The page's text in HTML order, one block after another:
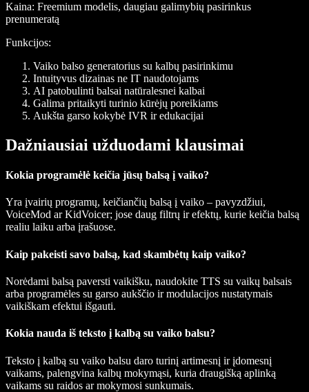
Kaina: Freemium modelis, daugiau galimybių pasirinkus
prenumeratą
Funkcijos:
Vaiko balso generatorius su kalbų pasirinkimu
Intuityvus dizainas ne IT naudotojams
AI patobulinti balsai natūralesnei kalbai
Galima pritaikyti turinio kūrėjų poreikiams
Aukšta garso kokybė IVR ir edukacijai
Dažniausiai užduodami klausimai
Kokia programėlė keičia jūsų balsą į vaiko?
Yra įvairių programų, keičiančių balsą į vaiko – pavyzdžiui,
VoiceMod ar KidVoicer; jose daug filtrų ir efektų, kurie keičia balsą
realiu laiku arba įrašuose.
Kaip pakeisti savo balsą, kad skambėtų kaip vaiko?
Norėdami balsą paversti vaikišku, naudokite TTS su vaikų balsais
arba programėles su garso aukščio ir modulacijos nustatymais
vaikiškam efektui išgauti.
Kokia nauda iš teksto į kalbą su vaiko balsu?
Teksto į kalbą su vaiko balsu daro turinį artimesnį ir įdomesnį
vaikams, palengvina kalbų mokymąsi, kuria draugišką aplinką
vaikams su raidos ar mokymosi sunkumais.